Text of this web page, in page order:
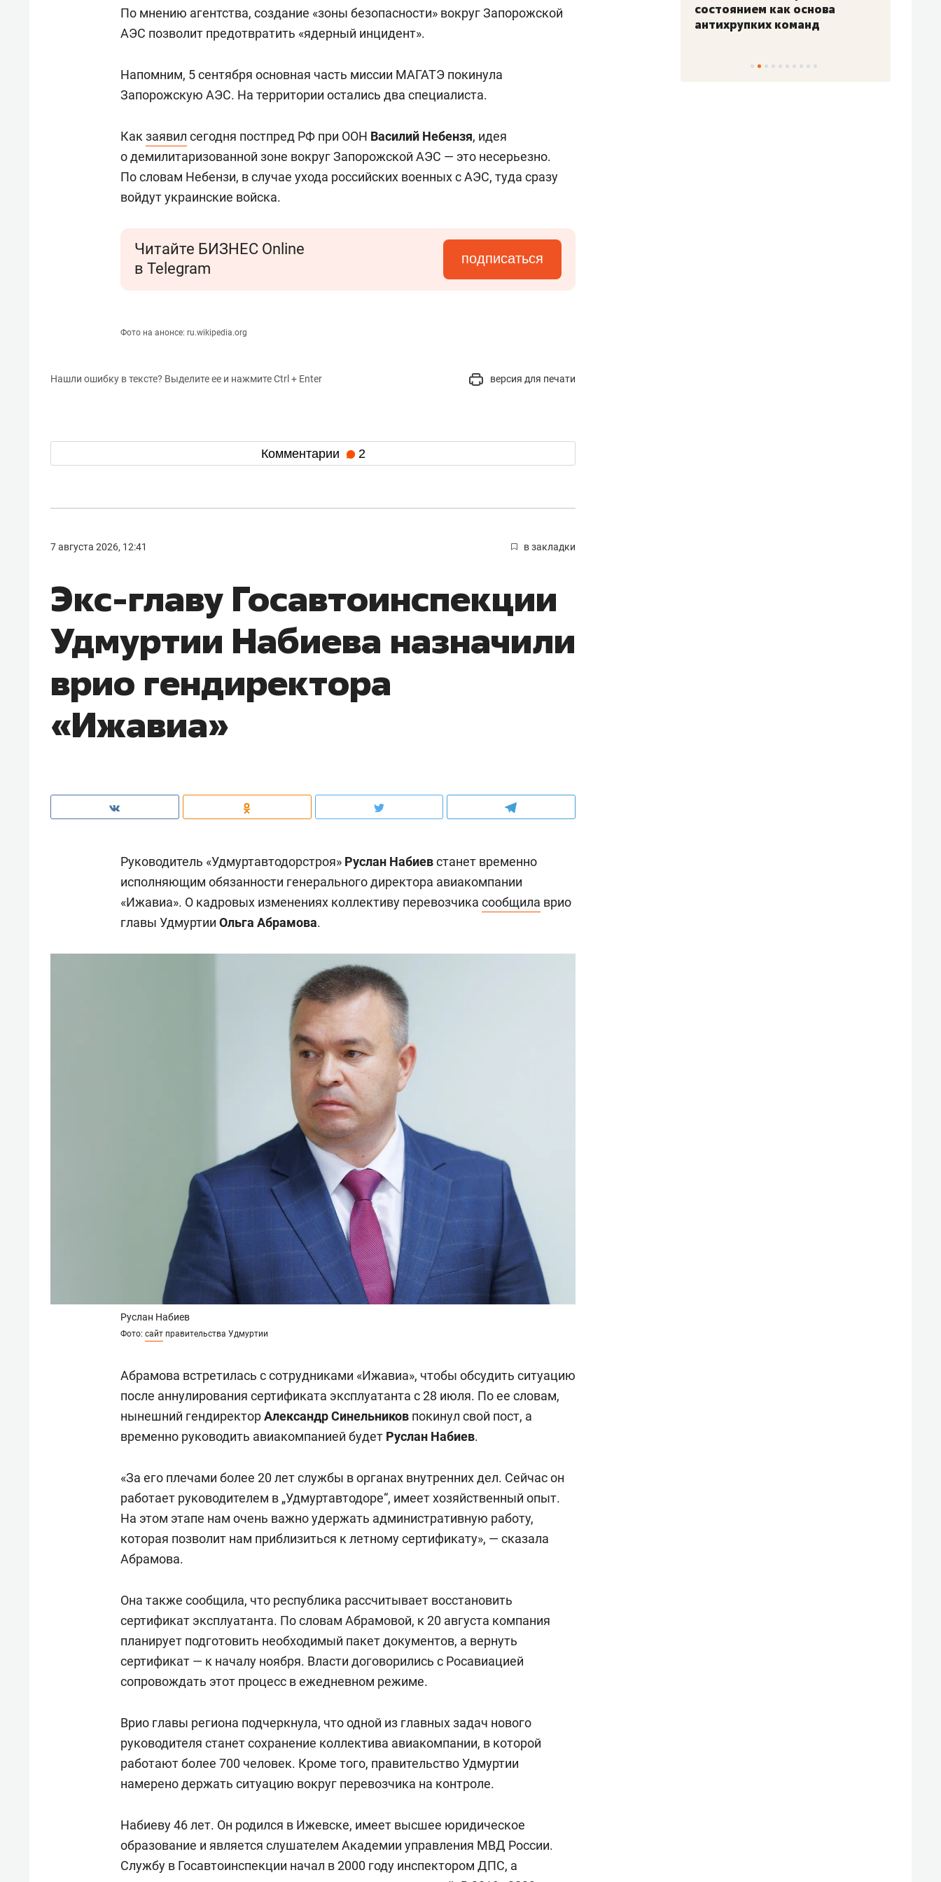
По мнению агентства, создание «зоны безопасности» вокруг Запорожской
АЭС позволит предотвратить «ядерный инцидент».
Напомним, 5 сентября основная часть миссии МАГАТЭ покинула
Запорожскую АЭС. На территории остались два специалиста.
Как заявил сегодня постпред РФ при ООН Василий Небензя, идея
о демилитаризованной зоне вокруг Запорожской АЭС — это несерьезно.
По словам Небензи, в случае ухода российских военных с АЭС, туда сразу
войдут украинские войска.
Читайте БИЗНЕС Online
в Telegram
подписаться
Фото на анонсе: ru.wikipedia.org
Нашли ошибку в тексте? Выделите ее и нажмите Ctrl + Enter версия для печати
Комментарии 2
7 августа 2026, 12:41 в закладки
Экс-главу Госавтоинспекции
Удмуртии Набиева назначили
врио гендиректора
«Ижавиа»
Руководитель «Удмуртавтодорстроя» Руслан Набиевстанет временно
исполняющим обязанности генерального директора авиакомпании
«Ижавиа». О кадровых изменениях коллективу перевозчика сообщила врио
главы Удмуртии Ольга Абрамова.
Руслан Набиев
Фото: сайт правительства Удмуртии
Абрамова встретилась с сотрудниками «Ижавиа», чтобы обсудить ситуацию
после аннулирования сертификата эксплуатанта с 28 июля. По ее словам,
нынешний гендиректорАлександр Синельников покинул свой пост, а
временно руководить авиакомпанией будет Руслан Набиев.
«За его плечами более 20 лет службы в органах внутренних дел. Сейчас он
работает руководителем в „Удмуртавтодоре“, имеет хозяйственный опыт.
На этом этапе нам очень важно удержать административную работу,
которая позволит нам приблизиться к летному сертификату», — сказала
Абрамова.
Она также сообщила, что республика рассчитывает восстановить
сертификат эксплуатанта. По словам Абрамовой, к 20 августа компания
планирует подготовить необходимый пакет документов, а вернуть
сертификат — к началу ноября. Власти договорились с Росавиацией
сопровождать этот процесс в ежедневном режиме.
Врио главы региона подчеркнула, что одной из главных задач нового
руководителя станет сохранение коллектива авиакомпании, в которой
работают более 700 человек. Кроме того, правительство Удмуртии
намерено держать ситуацию вокруг перевозчика на контроле.
Набиеву 46 лет. Он родился в Ижевске, имеет высшее юридическое
образование и является слушателем Академии управления МВД России.
Службу в Госавтоинспекции начал в 2000 году инспектором ДПС, а
состоянием как основа
антихрупких команд
«Гонка Героев»